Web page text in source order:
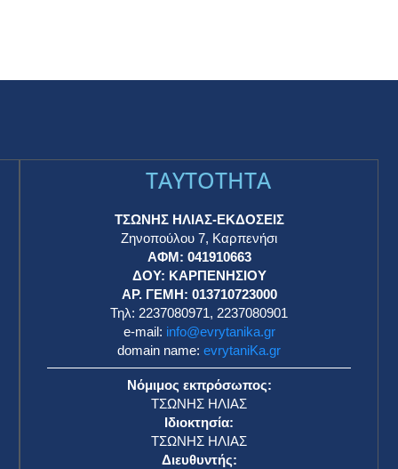
TAYTOTHTA
ΤΣΩΝΗΣ ΗΛΙΑΣ-ΕΚΔΟΣΕΙΣ
Ζηνοπούλου 7, Καρπενήσι
ΑΦΜ: 041910663
ΔΟΥ: ΚΑΡΠΕΝΗΣΙΟΥ
ΑΡ. ΓΕΜΗ: 013710723000
Τηλ: 2237080971, 2237080901
e-mail: info@evrytanika.gr
domain name: evrytaniKa.gr
Νόμιμος εκπρόσωπος:
ΤΣΩΝΗΣ ΗΛΙΑΣ
Ιδιοκτησία:
ΤΣΩΝΗΣ ΗΛΙΑΣ
Διευθυντής: